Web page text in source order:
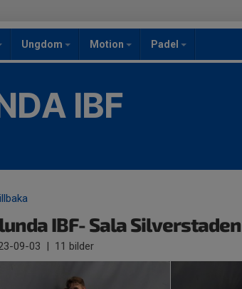
Ungdom Motion Padel
IBF
IBF- Sala Silverstaden
09-03 | 11 bilder